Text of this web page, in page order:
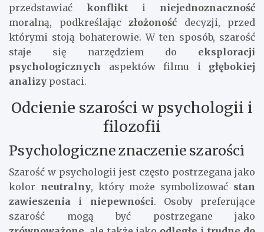
przedstawiać konflikt i niejednoznaczność
moralną, podkreślając złożoność decyzji, przed
którymi stoją bohaterowie. W ten sposób, szarość
staje się narzędziem do eksploracji
psychologicznych aspektów filmu i głębokiej
analizy postaci.
Odcienie szarości w psychologii i
filozofii
Psychologiczne znaczenie szarości
Szarość w psychologii jest często postrzegana jako
kolor neutralny, który może symbolizować stan
zawieszenia i niepewności. Osoby preferujące
szarość mogą być postrzegane jako